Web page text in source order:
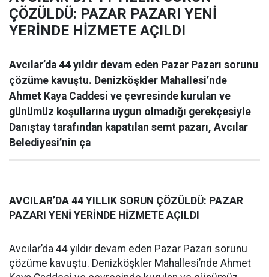
ÇÖZÜLDÜ: PAZAR PAZARI YENİ
YERİNDE HİZMETE AÇILDI
Avcılar’da 44 yıldır devam eden Pazar Pazarı sorunu
çözüme kavuştu. Denizköşkler Mahallesi’nde
Ahmet Kaya Caddesi ve çevresinde kurulan ve
günümüz koşullarına uygun olmadığı gerekçesiyle
Danıştay tarafından kapatılan semt pazarı, Avcılar
Belediyesi’nin ça
AVCILAR’DA 44 YILLIK SORUN ÇÖZÜLDÜ: PAZAR
PAZARI YENİ YERİNDE HİZMETE AÇILDI
Avcılar’da 44 yıldır devam eden Pazar Pazarı sorunu
çözüme kavuştu. Denizköşkler Mahallesi’nde Ahmet